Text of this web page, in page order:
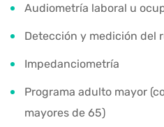
Audiometría laboral u
Detección y medición del
Impedanciometría
Programa adulto mayor
mayores de 65)